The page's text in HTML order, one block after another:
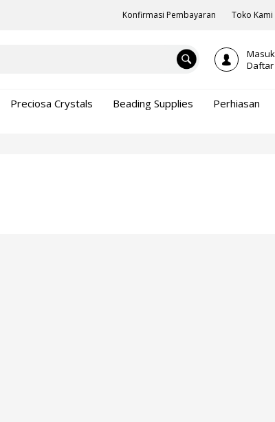
Konfirmasi Pembayaran Toko Kami
Masuk
Daftar
Preciosa Crystals Beading Supplies Perhiasan